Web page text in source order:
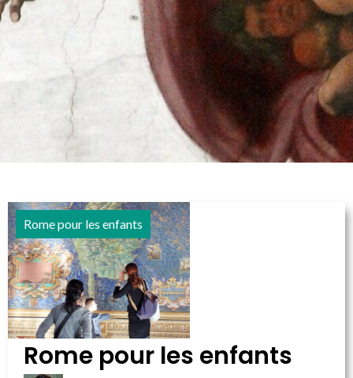
Rome pour les enfants
Rome pour les enfants